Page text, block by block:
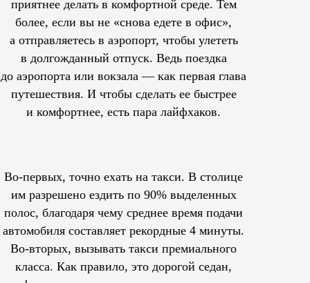
приятнее делать в комфортной среде. Тем
более, если вы не «снова едете в офис»,
а отправляетесь в аэропорт, чтобы улететь
в долгожданный отпуск. Ведь поездка
до аэропорта или вокзала — как первая глава
путешествия. И чтобы сделать ее быстрее
и комфортнее, есть пара лайфхаков.
Во-первых, точно ехать на такси. В столице
им разрешеноездить по 90% выделенных
полос, благодаря чему среднее время подачи
автомобиля составляет рекордные 4 минуты.
Во-вторых, вызывать такси премиального
класса. Как правило, это дорогой седан,